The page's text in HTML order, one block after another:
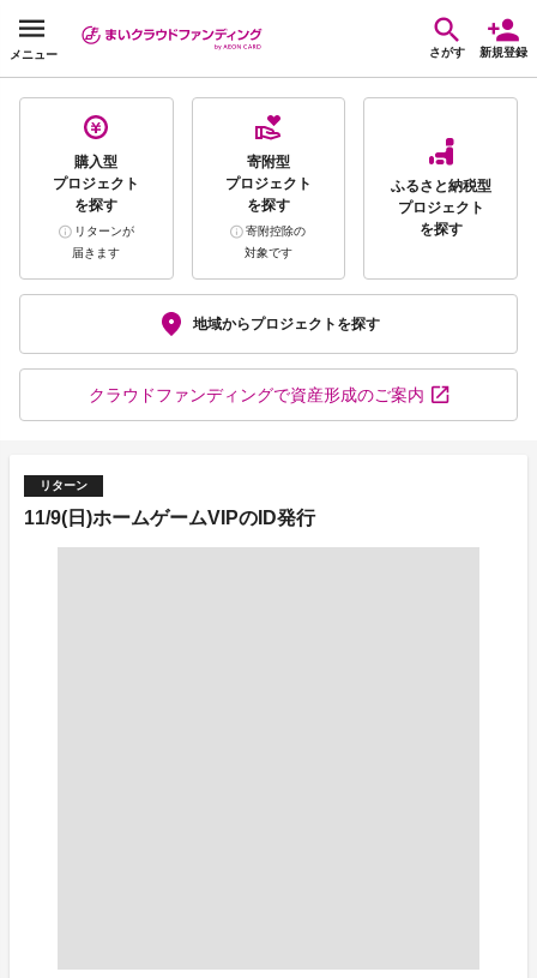
メニュー さがす 新規登録
購入型
プロジェクト
を探す
リターンが
届きます
寄附型
プロジェクト
を探す
寄附控除の
対象です
ふるさと納税型
プロジェクト
を探す
地域からプロジェクトを探す
クラウドファンディングで資産形成のご案内
リターン
11/9(日)ホームゲームVIPのID発行